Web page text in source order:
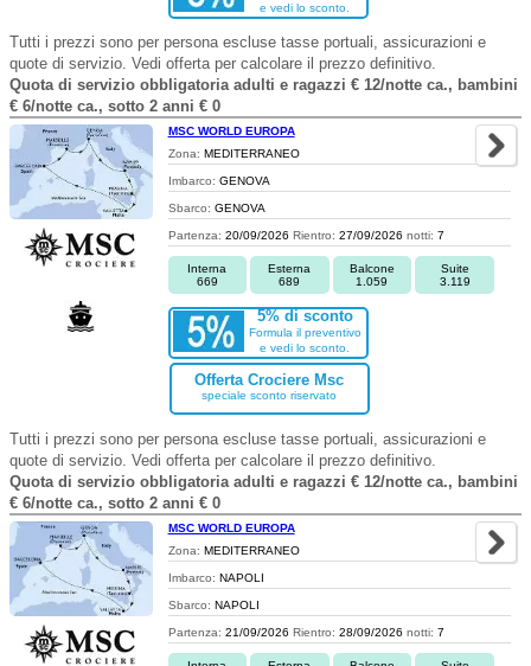
e vedi lo sconto.
Tutti i prezzi sono per persona escluse tasse portuali, assicurazioni e
quote di servizio. Vedi offerta per calcolare il prezzo definitivo.
Quota di servizio obbligatoria adulti e ragazzi € 12/notte ca., bambini
€ 6/notte ca., sotto 2 anni € 0
MSC WORLD EUROPA
Zona: MEDITERRANEO
Imbarco: GENOVA
Sbarco: GENOVA
Partenza: 20/09/2026 Rientro: 27/09/2026 notti: 7
Interna
669
Esterna
689
Balcone
1.059
Suite
3.119
5% di sconto
Formula il preventivo
e vedi lo sconto.
Offerta Crociere Msc
speciale sconto riservato
Tutti i prezzi sono per persona escluse tasse portuali, assicurazioni e
quote di servizio. Vedi offerta per calcolare il prezzo definitivo.
Quota di servizio obbligatoria adulti e ragazzi € 12/notte ca., bambini
€ 6/notte ca., sotto 2 anni € 0
MSC WORLD EUROPA
Zona: MEDITERRANEO
Imbarco: NAPOLI
Sbarco: NAPOLI
Partenza: 21/09/2026 Rientro: 28/09/2026 notti: 7